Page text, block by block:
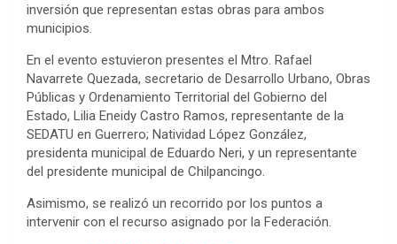
inversión que representan estas obras para ambos
municipios.
En el evento estuvieron presentes el Mtro. Rafael
Navarrete Quezada, secretario de Desarrollo Urbano, Obras
Públicas y Ordenamiento Territorial del Gobierno del
Estado, Lilia Eneidy Castro Ramos, representante de la
SEDATU en Guerrero; Natividad López González,
presidenta municipal de Eduardo Neri, y un representante
del presidente municipal de Chilpancingo.
Asimismo, se realizó un recorrido por los puntos a
intervenir con el recurso asignado por la Federación.